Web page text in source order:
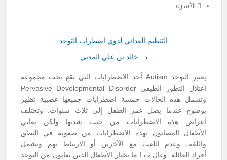
الأسرة
التنظيم الغذائي لذوي اضطراب التوحد
د . خالد بن علي المدني
يعتبر التوحد Autism أحد الاضطرابات التي تقع تحت مجموعة
اعتلال التطور الطيفي Pervasive Developmental Disorder
وتشمل هذه الحالات خمسة اضطرابات جميعها عصبية تظهر
بوضوح عندما يصل عمر الطفل إلى ثلاث سنوات. وتختلف
أعراض هذه الاضطرابات من حيث شدتها ولكن يعاني
الأطفال المصابون بهذه الاضطرابات من صعوبة في النطق
واللغة، وعدم اللعب مع الآخرين أو الارتباط بهم ويشمل
أفراد العائلة. وغال ب ا ما يختار الأطفال الذين يعانون من التوحد